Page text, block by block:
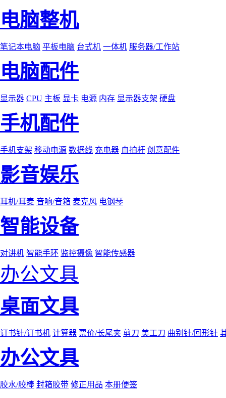
电脑整机
笔记本电脑 平板电脑 台式机 一体机 服务器/工作站
电脑配件
显示器 CPU 主板 显卡 电源 内存 显示器支架 硬盘
手机配件
手机支架 移动电源 数据线 充电器 自拍杆 创意配件
影音娱乐
耳机/耳麦 音响/音箱 麦克风 电钢琴
智能设备
对讲机 智能手环 监控摄像 智能传感器
办公文具
桌面文具
订书针/订书机 计算器 票价/长尾夹 剪刀 美工刀 曲别针/回形针
办公文具
胶水/胶棒 封箱胶带 修正用品 本册便签